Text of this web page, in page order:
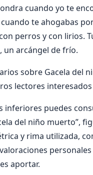
cuando yo te
te ahogabas
perros y con lirios.
un arcángel de frío.
sobre Gacela del
lectores
inferiores puedes
del niño muerto”,
y rima utilizada,
aportar.